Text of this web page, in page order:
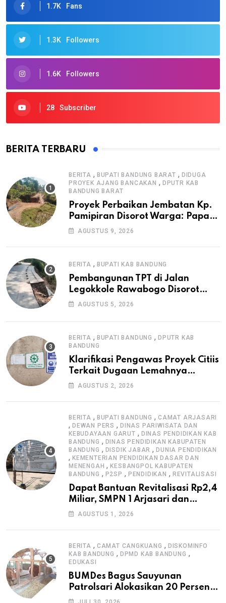
1.7K Fans
1.3K Followers
1.6K Followers
28 Subscriber
BERITA TERBARU
BERITA , BUPATI BANDUNG BARAT , DIDUGA
PROYEK AJANG BANCAKAN , DPUTR KAB
BANDUNG BARAT
Proyek Perbaikan Jembatan Kp.
Pamipiran Disorot Warga: Papan
Informasi Tak Cantumkan PPK,
AGUSTUS 9, 2026
BERITA , BUPATI KAB BANDUNG
Pembangunan TPT di Jalan
Legokkole Rawabogo Disorot
Warga, Selesai Tanpa Papan
AGUSTUS 5, 2026
BERITA , BUPATI BANDUNG ,DPUTR KAB
BANDUNG
Klarifikasi Pengawas Proyek Citiis
Terkait Dugaan Lemahnya
Pengawasan K3
AGUSTUS 2, 2026
BERITA , BUPATI BANDUNG ,CAMAT ARJASARI
, DEWAN PERS , DINAS PARIWISATA DAN
KEBUDAYAAN GARUT , DINAS PENDIDIKAN KAB
BANDUNG , DINAS PENDIDIKAN KABUPATEN
BANDUNG , DISDIK JABAR ,DUNIA PENDIDIKAN
, KEMENTERIAN PENDIDIKAN DASAR DAN
MENENGAH ,KESBANGPOL KABUPATEN
BANDUNG , P2SP , PENDIDIKAN , REVITALISASI
Dapat Bantuan Revitalisasi Rp2,4
Miliar, SMPN 1 Arjasari dan
Masyarakat Sambut Antusias
AGUSTUS 1, 2026
BERITA , CAMAT CANGKUANG , DISKOMINFO
KAB BANDUNG , DPMD KAB BANDUNG ,
EDUKASI
BUMDes Bagus Sauyunan
Patrolsari Alokasikan 20 Persen
Dana Desa untuk Ketahanan